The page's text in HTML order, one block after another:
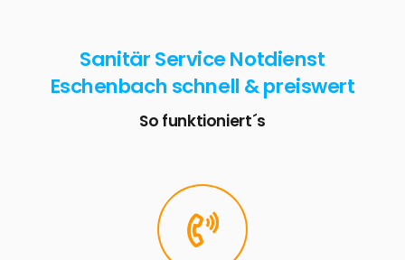
Sanitär Service Notdienst
Eschenbach schnell & preiswert
So funktioniert´s